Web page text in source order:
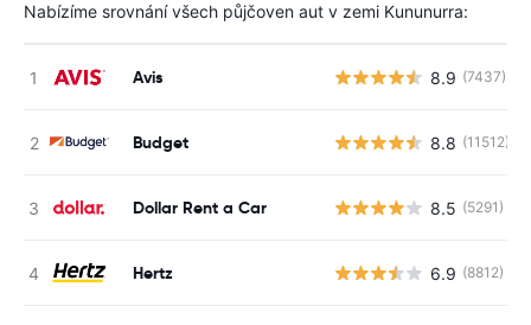
Nabízíme srovnání všech půjčoven aut v zemi Kununurra:
Avis 8.9 (7437)
Budget 8.8 (11512)
Dollar Rent a Car 8.5 (5291)
Hertz 6.9 (8812)